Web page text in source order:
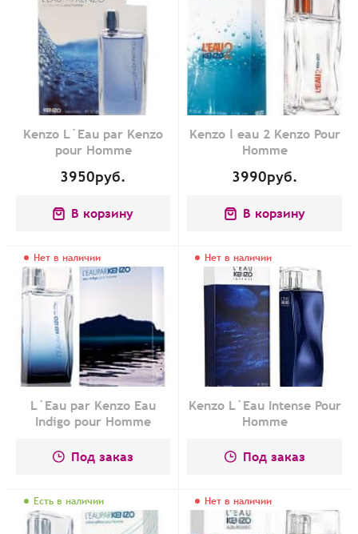
Kenzo L`Eau par Kenzo
pour Homme
3950руб.
В корзину
Kenzo l eau 2 Kenzo Pour
Homme
3990руб.
В корзину
Нет в наличии
L`Eau par Kenzo Eau
Indigo pour Homme
Под заказ
Нет в наличии
Kenzo L`Eau Intense Pour
Homme
Под заказ
Есть в наличии Нет в наличии